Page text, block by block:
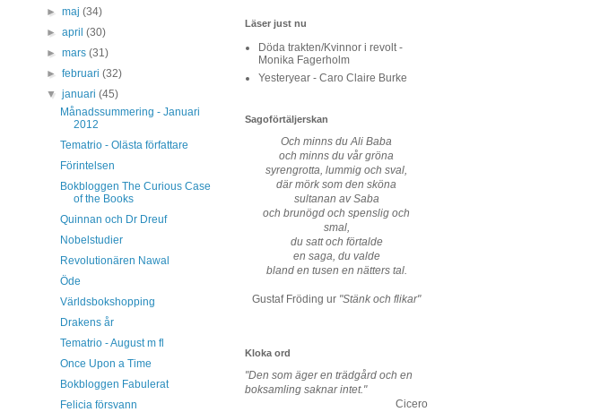
►maj(34)
►april(30)
►mars(31)
►februari(32)
▼januari(45)
Månadssummering - Januari
2012
Tematrio - Olästa författare
Förintelsen
Bokbloggen The Curious Case
of the Books
Quinnan och Dr Dreuf
Nobelstudier
Revolutionären Nawal
Öde
Världsbokshopping
Drakens år
Tematrio - August m fl
Once Upon a Time
Bokbloggen Fabulerat
Felicia försvann
Läser just nu
Döda trakten/Kvinnor i revolt -
Monika Fagerholm
Yesteryear - Caro Claire Burke
Sagoförtäljerskan
Och minns du Ali Baba
och minns du vår gröna
syrengrotta, lummig och sval,
där mörk som den sköna
sultanan av Saba
och brunögd och spenslig och
smal,
du satt och förtalde
en saga, du valde
bland en tusen en nätters tal.
Gustaf Fröding ur "Stänk och flikar"
Kloka ord
"Den som äger en trädgård och en
boksamling saknar intet."
Cicero